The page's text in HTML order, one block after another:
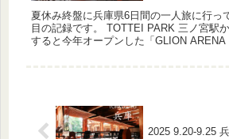
夏休み終盤に兵庫県6日間の一人旅に行っ
目の記録です。 TOTTEI PARK 三ノ宮駅
すると今年オープンした「GLION
2025 9.20-9.25